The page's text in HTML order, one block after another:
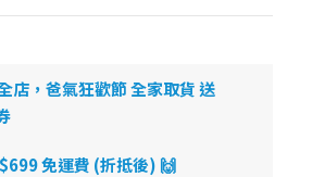
店，爸氣狂歡節 全家取貨 送
免運費 (折抵後) 🙌